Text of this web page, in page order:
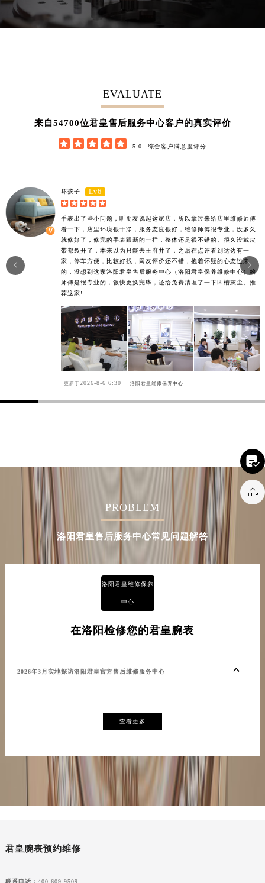
EVALUATE
来自62852位君皇售后服务中心客户的真实评价
     5.0 综合客户满意度评分
坏孩子 Lv6
    
手表出了些小问题，听朋友说起这家店，所以拿过来给店里维修师傅
看一下，店里环境很干净，服务态度很好，维修师傅很专业，没多久
就修好了，修完的手表跟新的一样，整体还是很不错的。很久没戴皮
带都裂开了，本来以为只能去王府井了，之后在点评看到这边有一
家，停车方便，比较好找，网友评价还不错，抱着怀疑的心态过来
的，没想到这家洛阳君皇售后服务中心（洛阳君皇保养维修中心）的
师傅是很专业的，很快更换完毕，还给免费清理了一下凹槽灰尘。推
荐这家!
更新于2026-8-6 6:30 洛阳君皇维修保养中心


PROBLEM
洛阳君皇售后服务中心常见问题解答
洛阳君皇维修保养
中心
在洛阳检修您的君皇腕表
2026年3月实地探访洛阳君皇官方售后维修服务中心
查看更多
君皇腕表预约维修
联系电话： 400-609-9509

